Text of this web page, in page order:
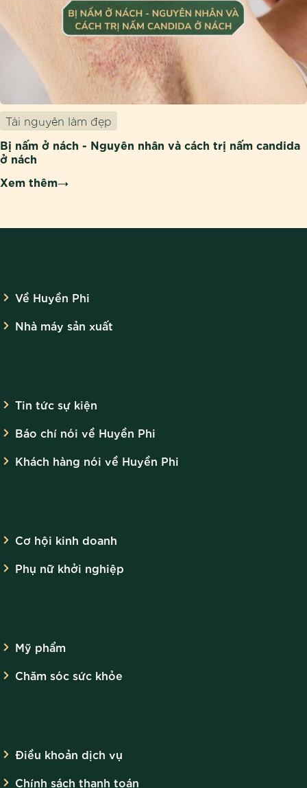
Tài nguyên làm đẹp
Bị nấm ở nách - Nguyên nhân và cách trị nấm candida
ở nách
Xem thêm
Về Huyền Phi
Nhà máy sản xuất
Tin tức sự kiện
Báo chí nói về Huyền Phi
Khách hàng nói về Huyền Phi
Cơ hội kinh doanh
Phụ nữ khởi nghiệp
Mỹ phẩm
Chăm sóc sức khỏe
Điều khoản dịch vụ
Chính sách thanh toán